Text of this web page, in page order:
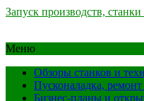
Запуск производств,
Меню
Обзоры станков и
Пусконаладка,
Бизнес-планы и